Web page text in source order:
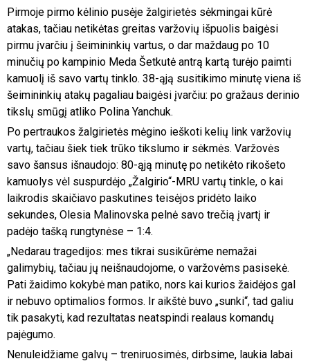
Pirmoje pirmo kėlinio pusėje žalgirietės sėkmingai kūrė
atakas, tačiau netikėtas greitas varžovių išpuolis baigėsi
pirmu įvarčiu į šeimininkių vartus, o dar maždaug po 10
minučių po kampinio Meda Šetkutė antrą kartą turėjo paimti
kamuolį iš savo vartų tinklo. 38-ąją susitikimo minutę viena iš
šeimininkių atakų pagaliau baigėsi įvarčiu: po gražaus derinio
tikslų smūgį atliko Polina Yanchuk.
Po pertraukos žalgirietės mėgino ieškoti kelių link varžovių
vartų, tačiau šiek tiek trūko tikslumo ir sėkmės. Varžovės
savo šansus išnaudojo: 80-ąją minutę po netikėto rikošeto
kamuolys vėl suspurdėjo „Žalgirio“-MRU vartų tinkle, o kai
laikrodis skaičiavo paskutines teisėjos pridėto laiko
sekundes, Olesia Malinovska pelnė savo trečią įvartį ir
padėjo tašką rungtynėse – 1:4.
„Nedarau tragedijos: mes tikrai susikūrėme nemažai
galimybių, tačiau jų neišnaudojome, o varžovėms pasisekė.
Pati žaidimo kokybė man patiko, nors kai kurios žaidėjos gal
ir nebuvo optimalios formos. Ir aikštė buvo „sunki“, tad galiu
tik pasakyti, kad rezultatas neatspindi realaus komandų
pajėgumo.
Nenuleidžiame galvų – treniruosimės, dirbsime, laukia labai